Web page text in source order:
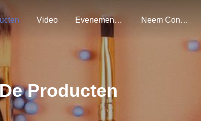
Video Evenementen Neem Contact Met Ons Op
Producten